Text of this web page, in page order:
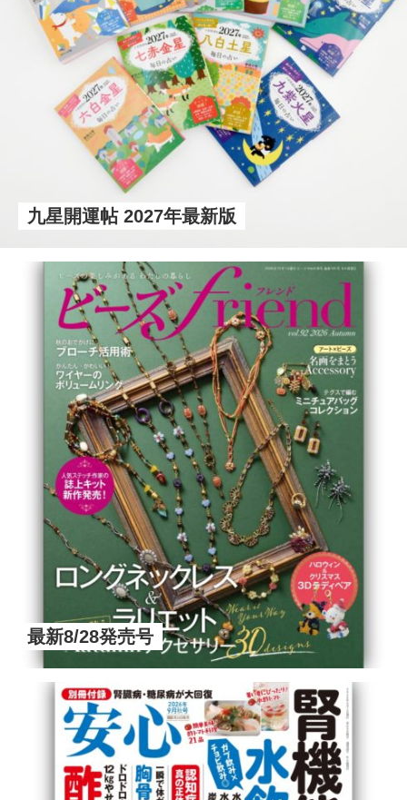
九星開運帖 2027年最新版
最新8/28発売号